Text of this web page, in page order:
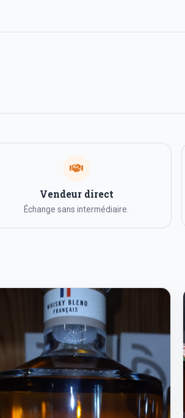
Vendeur direct
Échange sans intermédiaire.